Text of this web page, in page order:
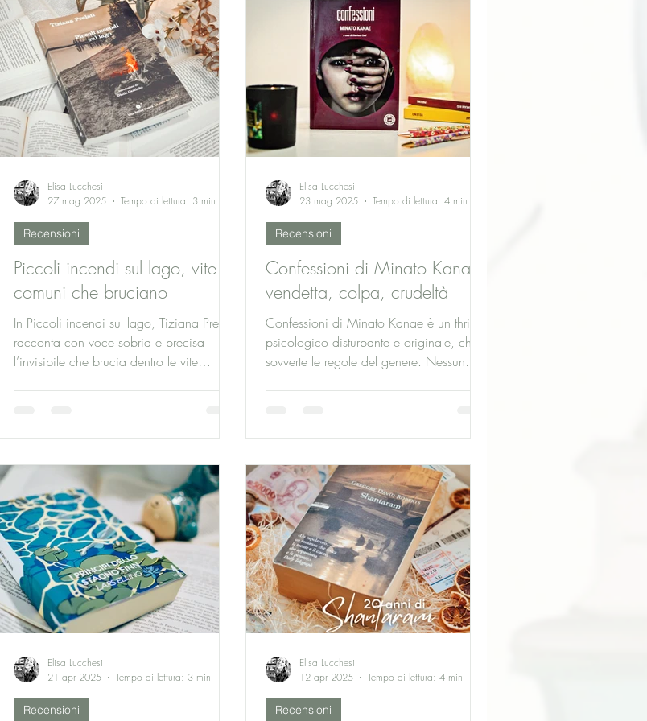
Piccoli incendi sul lago, vite
comuni che bruciano
In Piccoli incendi sul lago, Tiziana Prelati
racconta con voce sobria e precisa
l’invisibile che brucia dentro le vite
resta indietro, chi fatica a lasciar andare,
intensa e intima, ambientata in stanze
silenziose dove le emozioni si depositano
come polvere. Un libro che scosta le
tende dell’intimità e ci costringe a
Recensioni
Elisa Lucchesi
27 mag 2025
Tempo di lettura: 3 min
Confessioni di Minato Kanae:
vendetta, colpa, crudeltà
Confessioni di Minato Kanae è un thriller
psicologico disturbante e originale, che
sovverte le regole del genere. Nessun
ambiguo e una narrazione che insinua
spiazzante che scava nella colpa, nella
vendetta e nella psiche adolescenziale.
Recensioni
Elisa Lucchesi
23 mag 2025
Tempo di lettura: 4 min
Recensioni
Elisa Lucchesi
21 apr 2025
Tempo di lettura: 3 min
Recensioni
Elisa Lucchesi
12 apr 2025
Tempo di lettura: 4 min